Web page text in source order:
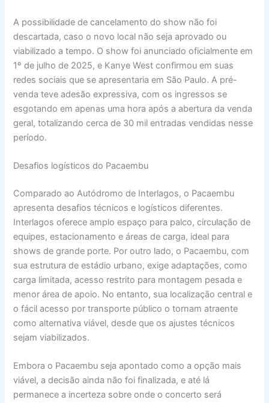
A possibilidade de cancelamento do show não foi
descartada, caso o novo local não seja aprovado ou
viabilizado a tempo. O show foi anunciado oficialmente em
1º de julho de 2025, e Kanye West confirmou em suas
redes sociais que se apresentaria em São Paulo. A pré-
venda teve adesão expressiva, com os ingressos se
esgotando em apenas uma hora após a abertura da venda
geral, totalizando cerca de 30 mil entradas vendidas nesse
período.
Desafios logísticos do Pacaembu
Comparado ao Autódromo de Interlagos, o Pacaembu
apresenta desafios técnicos e logísticos diferentes.
Interlagos oferece amplo espaço para palco, circulação de
equipes, estacionamento e áreas de carga, ideal para
shows de grande porte. Por outro lado, o Pacaembu, com
sua estrutura de estádio urbano, exige adaptações, como
carga limitada, acesso restrito para montagem pesada e
menor área de apoio. No entanto, sua localização central e
o fácil acesso por transporte público o tornam atraente
como alternativa viável, desde que os ajustes técnicos
sejam viabilizados.
Embora o Pacaembu seja apontado como a opção mais
viável, a decisão ainda não foi finalizada, e até lá
permanece a incerteza sobre onde o concerto será